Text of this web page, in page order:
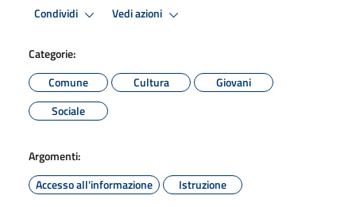
Condividi Vedi azioni
Categorie:
Comune
Cultura
Giovani
Sociale
Argomenti:
Accesso all'informazione
Istruzione